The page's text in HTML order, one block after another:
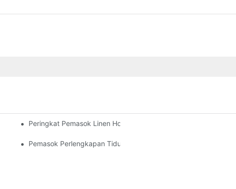
Peringkat Pemasok Linen Hotel, Pedagang Berkualitas Tinggi
Mewah?Pemasok Perlengkapan Tidur Hotel Terjangkau untuk Hotel Anda